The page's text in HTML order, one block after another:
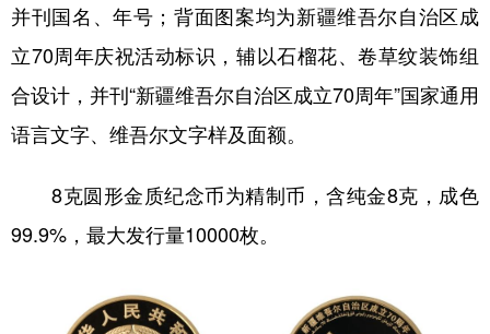
广东 广西 海南 重庆
陕西 甘肃
多语种频道
Español Français
并刊国名、年号；背面图案均为新疆维吾尔自治区成
立70周年庆祝活动标识，辅以石榴花、卷草纹装饰组
合设计，并刊“新疆维吾尔自治区成立70周年”国家通用
语言文字、维吾尔文字样及面额。
8克圆形金质纪念币为精制币，含纯金8克，成色
99.9%，最大发行量10000枚。